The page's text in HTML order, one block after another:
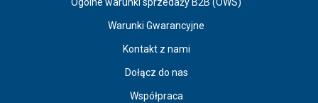
Ogólne warunki sprzedaży B2B (OWS)
Warunki Gwarancyjne
Kontakt z nami
Dołącz do nas
Współpraca